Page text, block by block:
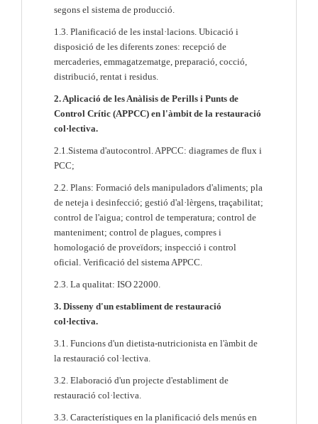
segons el sistema de producció.
1.3. Planificació de les instal·lacions. Ubicació i
disposició de les diferents zones: recepció de
mercaderies, emmagatzematge, preparació, cocció,
distribució, rentat i residus.
2. Aplicació de les Anàlisis de Perills i Punts de
Control Crític (APPCC) en l'àmbit de la restauració
col·lectiva.
2.1.Sistema d'autocontrol. APPCC: diagrames de flux i
PCC;
2.2. Plans: Formació dels manipuladors d'aliments; pla
de neteja i desinfecció; gestió d'al·lèrgens, traçabilitat;
control de l'aigua; control de temperatura; control de
manteniment; control de plagues, compres i
homologació de proveïdors; inspecció i control
oficial. Verificació del sistema APPCC.
2.3. La qualitat: ISO 22000.
3. Disseny d'un establiment de restauració
col·lectiva.
3.1. Funcions d'un dietista-nutricionista en l'àmbit de
la restauració col·lectiva.
3.2. Elaboració d'un projecte d'establiment de
restauració col·lectiva.
3.3. Característiques en la planificació dels menús en